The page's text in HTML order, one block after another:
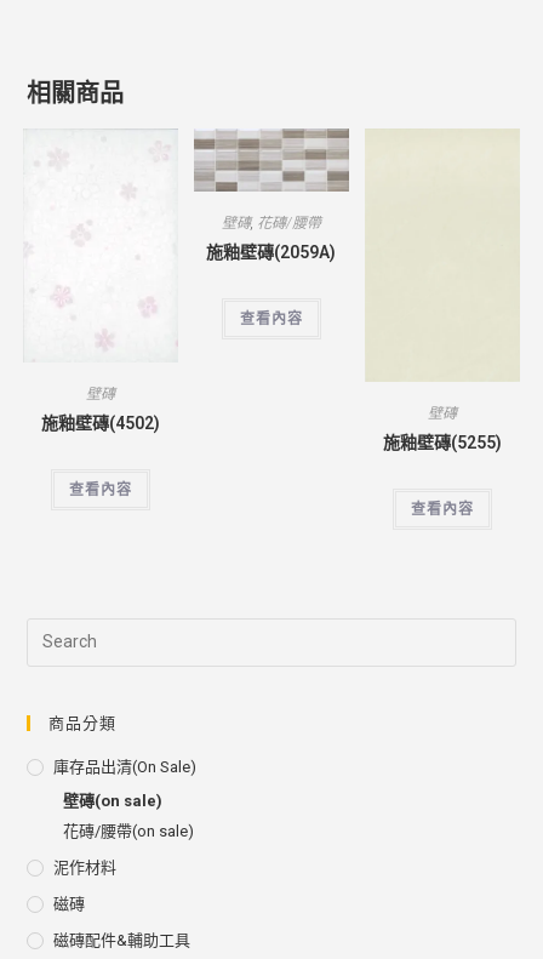
相關商品
壁磚
施釉壁磚(4502)
查看內容
壁磚, 花磚/腰帶
施釉壁磚(2059A)
查看內容
壁磚
施釉壁磚(5255)
查看內容
商品分類
庫存品出清(on Sale)
壁磚(on sale)
花磚/腰帶(on sale)
泥作材料
磁磚
磁磚配件&輔助工具